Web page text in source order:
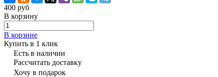
400 руб
В корзину
В корзине
Купить в 1 клик
Есть в наличии
Рассчитать доставку
Хочу в подарок